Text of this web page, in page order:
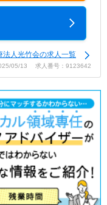
法人光竹会の求人一覧
05/13 求人番号：9123642